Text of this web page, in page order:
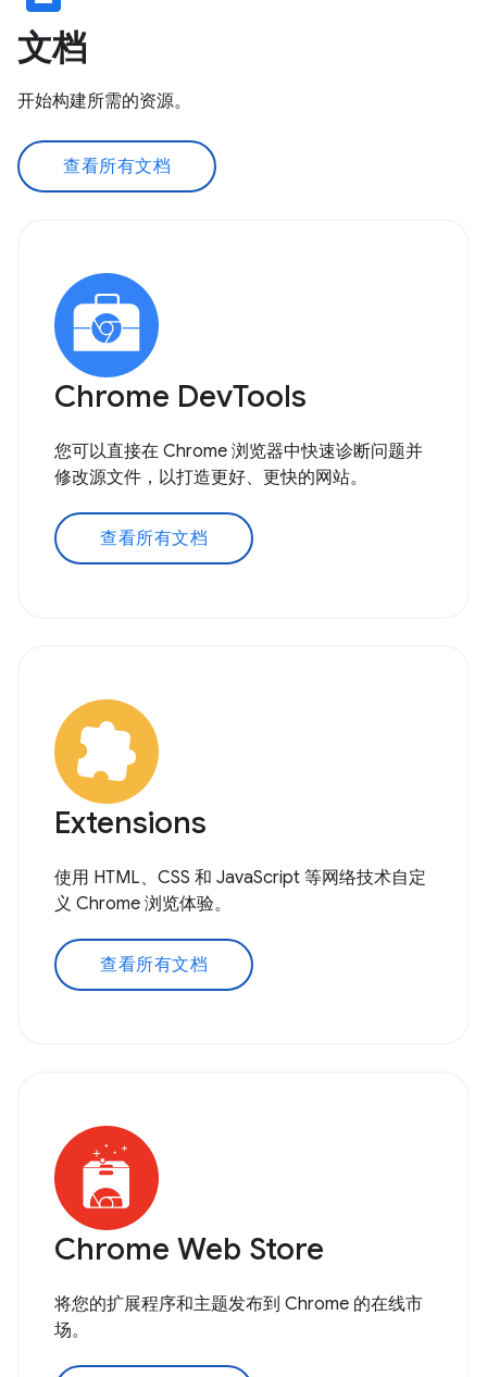
文档
开始构建所需的资源。
查看所有文档
Chrome DevTools
您可以直接在 Chrome 浏览器中快速诊断问题并
修改源文件，以打造更好、更快的网站。
查看所有文档
Extensions
使用 HTML、CSS 和 JavaScript 等网络技术自定
义 Chrome 浏览体验。
查看所有文档
Chrome Web Store
将您的扩展程序和主题发布到 Chrome 的在线市
场。